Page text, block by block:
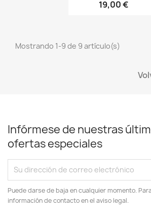
19,00 €
Mostrando 1-9 de 9 artículo(s)
Infórmese de nuestras
ofertas especiales
Puede darse de baja en cualquier momento.
información de contacto en el aviso legal.